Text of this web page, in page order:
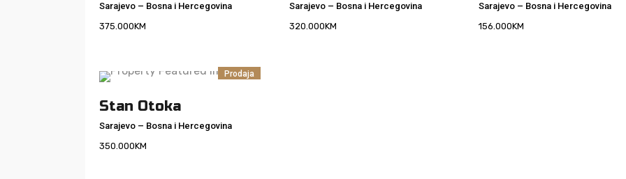
Sarajevo – Bosna i Hercegovina
375.000KM
Sarajevo – Bosna i Hercegovina
320.000KM
Sarajevo – Bosna i Hercegovina
156.000KM
Prodaja
Stan Otoka
Sarajevo – Bosna i Hercegovina
350.000KM